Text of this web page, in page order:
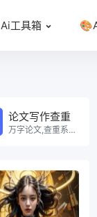
Ai工具箱
论文写作查重
万字论文,查重系统，Ai一键生成原创论文，权威查重系统，论文生成，论文写作，论文查重，论文致谢，论文。